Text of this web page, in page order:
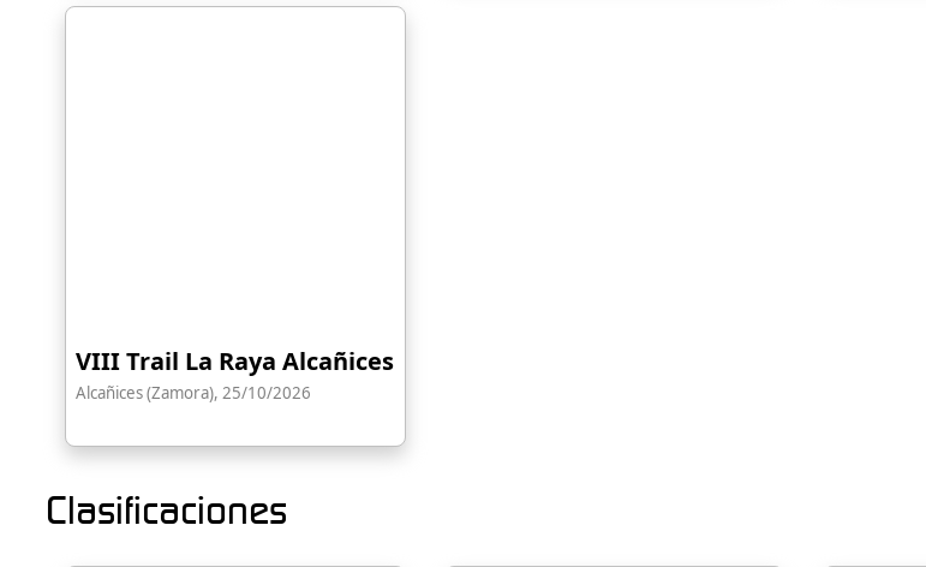
VIII Trail La Raya Alcañices
Alcañices (Zamora), 25/10/2026
Clasificaciones